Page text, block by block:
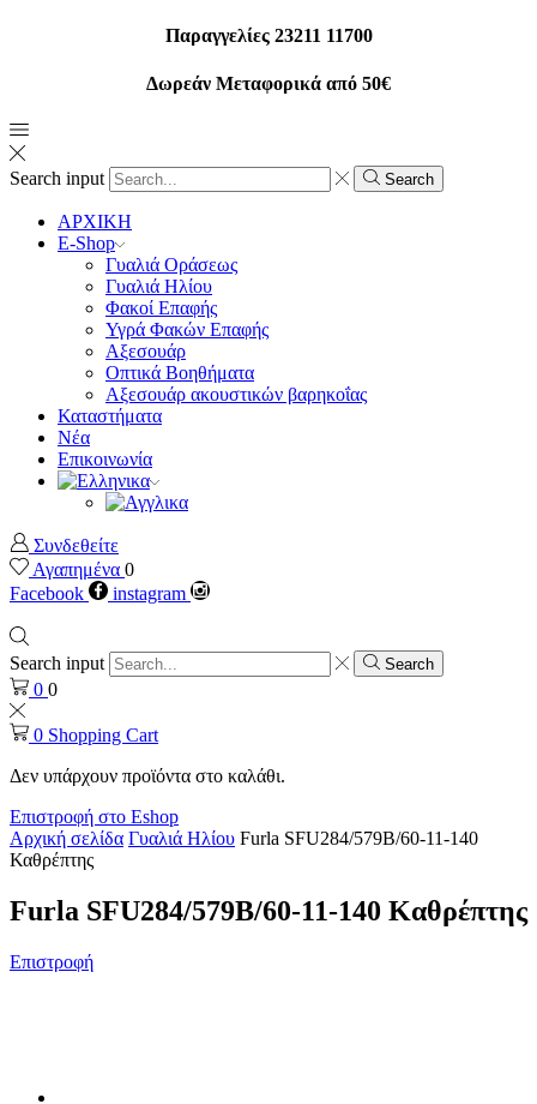
Παραγγελίες 23211 11700
Δωρεάν Μεταφορικά από 50€
Search input Search
ΑΡΧΙΚΗ
E-Shop
Γυαλιά Οράσεως
Γυαλιά Ηλίου
Φακοί Επαφής
Υγρά Φακών Επαφής
Αξεσουάρ
Οπτικά Βοηθήματα
Αξεσουάρ ακουστικών βαρηκοΐας
Καταστήματα
Νέα
Επικοινωνία
Συνδεθείτε
Αγαπημένα 0
Facebook
instagram
Search input Search
0 0
0 Shopping Cart
Δεν υπάρχουν προϊόντα στο καλάθι.
Επιστροφή στο Eshop
Αρχική σελίδα Γυαλιά Ηλίου Furla SFU284/579B/60-11-140
Καθρέπτης
Furla SFU284/579B/60-11-140 Καθρέπτης
Επιστροφή